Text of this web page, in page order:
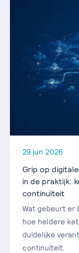
29 jun 2026
Grip op
in de praktijk:
continuïteit
Wat gebeurt er
hoe heldere
duidelijke
continuïteit.